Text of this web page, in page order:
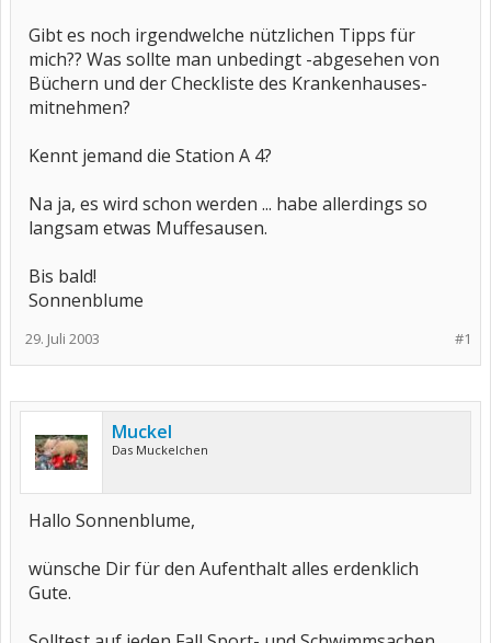
Gibt es noch irgendwelche nützlichen Tipps für
mich?? Was sollte man unbedingt -abgesehen von
Büchern und der Checkliste des Krankenhauses-
mitnehmen?
Kennt jemand die Station A 4?
Na ja, es wird schon werden ... habe allerdings so
langsam etwas Muffesausen.
Bis bald!
Sonnenblume
#1
29. Juli 2003
Muckel
Das Muckelchen
Hallo Sonnenblume,
wünsche Dir für den Aufenthalt alles erdenklich
Gute.